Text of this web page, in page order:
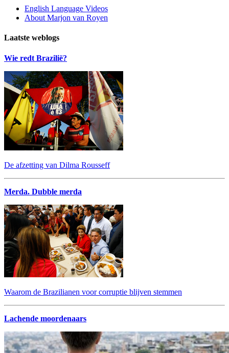
English Language Videos
About Marjon van Royen
Laatste weblogs
Wie redt Brazilië?
De afzetting van Dilma Rousseff
Merda. Dubble merda
Waarom de Brazilianen voor corruptie blijven stemmen
Lachende moordenaars